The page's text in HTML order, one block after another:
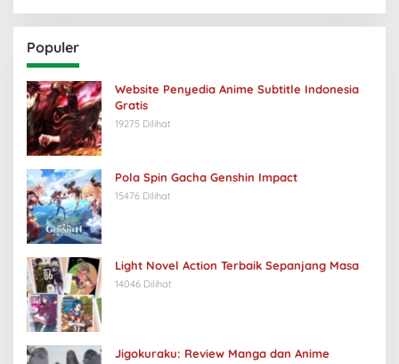
Populer
Website Penyedia Anime Subtitle Indonesia
Gratis
19275 Dilihat
Pola Spin Gacha Genshin Impact
15476 Dilihat
Light Novel Action Terbaik Sepanjang Masa
14046 Dilihat
Jigokuraku: Review Manga dan Anime